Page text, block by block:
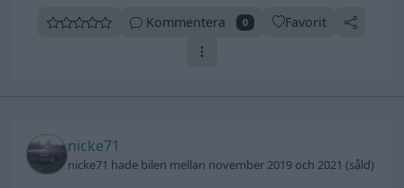
Kommentera 0 Favorit
nicke71
nicke71 hade bilen mellan november 2019 och 2021 (såld)